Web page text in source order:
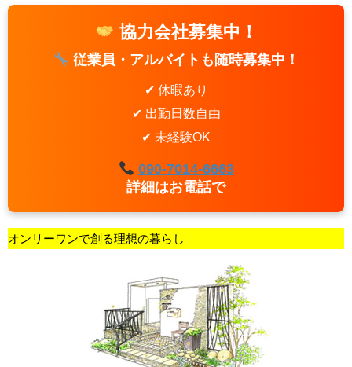
協力会社募集中！
従業員・アルバイトも随時募集中！
✔ 休暇あり
✔ 出勤日数自由
✔ 未経験OK
090-7014-6663
詳細はお電話で
オンリーワンで創る理想の暮らし